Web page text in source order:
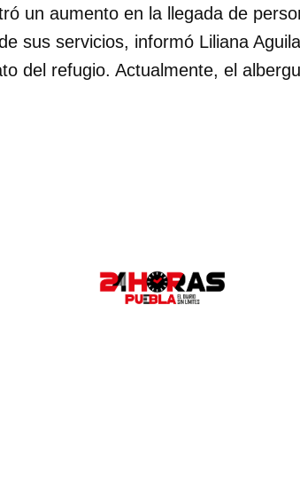
un aumento en la llegada de
sus servicios, informó Liliana
del refugio. Actualmente, el